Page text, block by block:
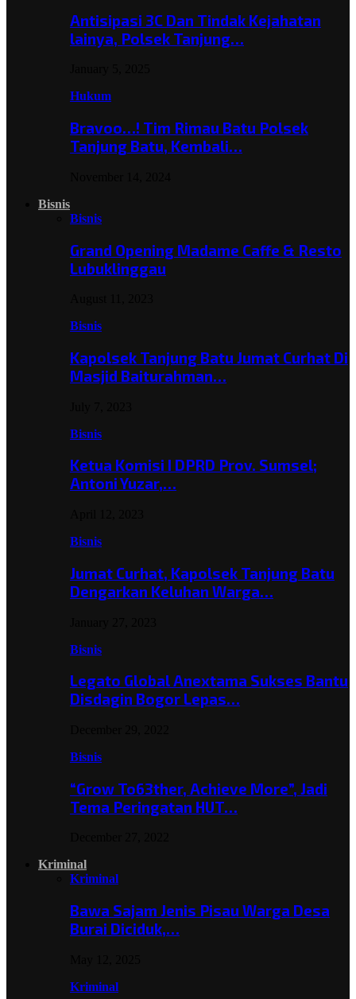
Antisipasi 3C Dan Tindak Kejahatan
lainya, Polsek Tanjung…
Hukum
Bravoo…! Tim Rimau Batu Polsek
Tanjung Batu, Kembali…
Bisnis
Bisnis
Grand Opening Madame Caffe & Resto
Lubuklinggau
Bisnis
Kapolsek Tanjung Batu Jumat Curhat Di
Masjid Baiturahman…
Bisnis
Ketua Komisi I DPRD Prov. Sumsel;
Antoni Yuzar,…
Bisnis
Jumat Curhat, Kapolsek Tanjung Batu
Dengarkan Keluhan Warga…
Bisnis
Legato Global Anextama Sukses Bantu
Disdagin Bogor Lepas…
Bisnis
“Grow To63ther, Achieve More”, Jadi
Tema Peringatan HUT…
Kriminal
Kriminal
Bawa Sajam Jenis Pisau Warga Desa
Burai Diciduk,…
Kriminal